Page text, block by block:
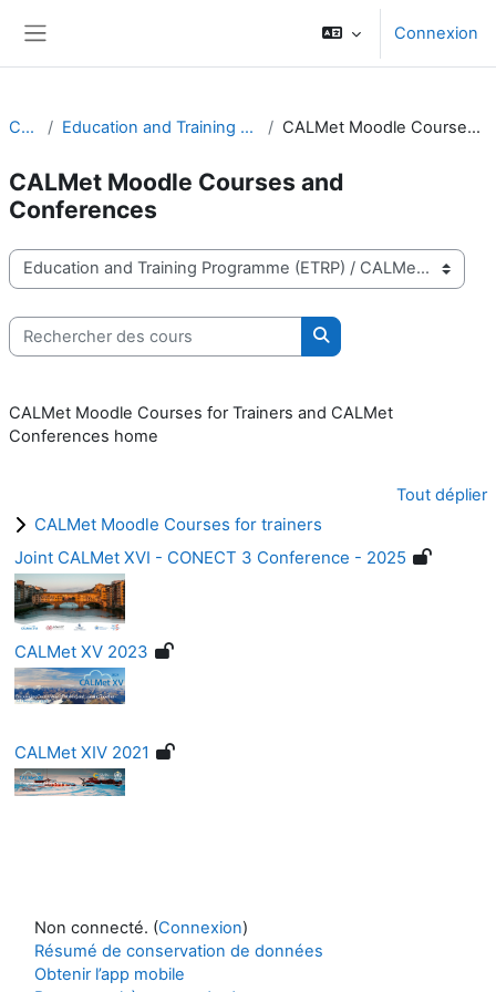
Connexion
Cours Education and Training Programme (ETRP) CALMet Moodle Courses and Conferences
CALMet Moodle Courses and
Conferences
Catégories de cours
Rechercher des cours
Rechercher des cours
CALMet Moodle Courses for Trainers and CALMet
Conferences home
Tout déplier
CALMet Moodle Courses for trainers
Joint CALMet XVI - CONECT 3 Conference - 2025
CALMet XV 2023
CALMet XIV 2021
Non connecté. (Connexion)
Résumé de conservation de données
Obtenir l’app mobile